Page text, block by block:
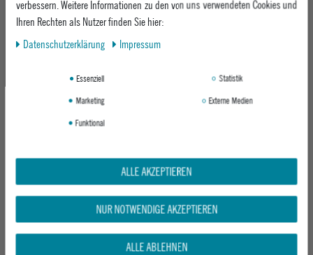
-19%
160 DARK GREEN CORD
UVP 79,95 €
ab 64,95 €
CHINO 2
ab 89,95 €
verbessern. Weitere Informationen zu den von uns verwendeten Cookies und
Ihren Rechten als Nutzer finden Sie hier:
Daten­schutz­erklärung
Impressum
Essenziell
Statistik
Marketing
Externe Medien
Funktional
ALLE AKZEPTIEREN
NUR NOTWENDIGE AKZEPTIEREN
ALLE ABLEHNEN